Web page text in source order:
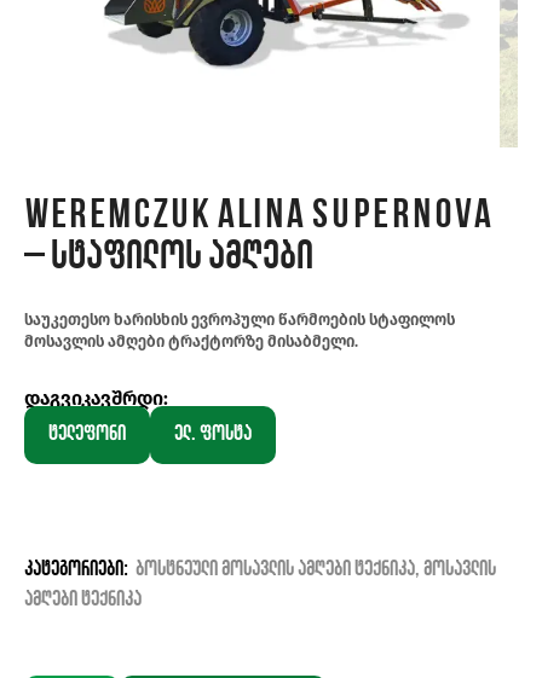
Weremczuk ALINA SUPERNOVA
– სტაფილოს ამღები
საუკეთესო ხარისხის ევროპული წარმოების სტაფილოს
მოსავლის ამღები ტრაქტორზე მისაბმელი.
დაგვიკავშრდი:
ტელეფონი
ელ. ფოსტა
კატეგორიები: ბოსტნეული მოსავლის ამღები ტექნიკა, მოსავლის
ამღები ტექნიკა